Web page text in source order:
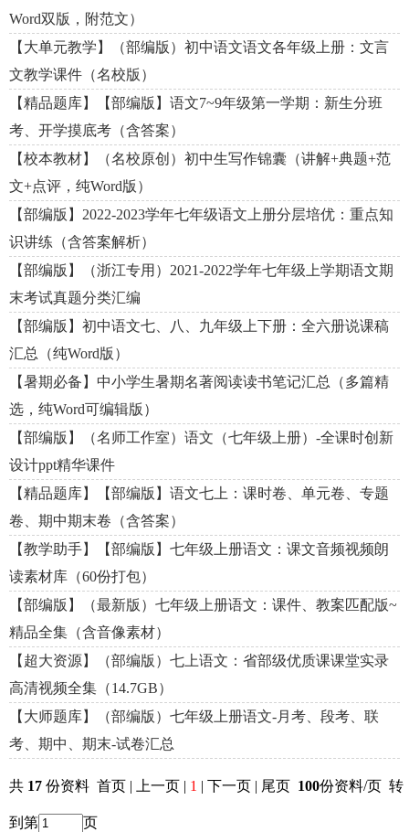
Word双版，附范文）
【大单元教学】（部编版）初中语文语文各年级上册：文言
文教学课件（名校版）
【精品题库】【部编版】语文7~9年级第一学期：新生分班
考、开学摸底考（含答案）
【校本教材】（名校原创）初中生写作锦囊（讲解+典题+范
文+点评，纯Word版）
【部编版】2022-2023学年七年级语文上册分层培优：重点知
识讲练（含答案解析）
【部编版】（浙江专用）2021-2022学年七年级上学期语文期
末考试真题分类汇编
【部编版】初中语文七、八、九年级上下册：全六册说课稿
汇总（纯Word版）
【暑期必备】中小学生暑期名著阅读读书笔记汇总（多篇精
选，纯Word可编辑版）
【部编版】（名师工作室）语文（七年级上册）-全课时创新
设计ppt精华课件
【精品题库】【部编版】语文七上：课时卷、单元卷、专题
卷、期中期末卷（含答案）
【教学助手】【部编版】七年级上册语文：课文音频视频朗
读素材库（60份打包）
【部编版】（最新版）七年级上册语文：课件、教案匹配版~
精品全集（含音像素材）
【超大资源】（部编版）七上语文：省部级优质课课堂实录
高清视频全集（14.7GB）
【大师题库】（部编版）七年级上册语文-月考、段考、联
考、期中、期末-试卷汇总
共 17 份资料 首页 | 上一页 | 1 | 下一页 | 尾页 100份资料/页 转
到第 页